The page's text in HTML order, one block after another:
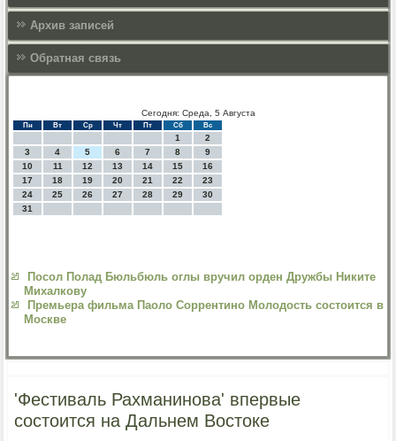
Архив записей
Обратная связь
Сегодня: Среда, 5 Августа
Пн Вт Ср Чт Пт Сб Вс
1
2
3
4 5 6 7 8
9
10
11 12 13 14 15
16
17
18 19 20 21 22
23
24
25 26 27 28 29
30
31
Посол Полад Бюльбюль оглы вручил орден Дружбы Никите
Михалкову
Премьера фильма Паоло Соррентино Молодость состоится в
Москве
'Фестиваль Рахманинова' впервые
состоится на Дальнем Востоке